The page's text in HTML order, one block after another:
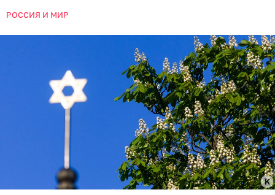
РОССИЯ И МИР